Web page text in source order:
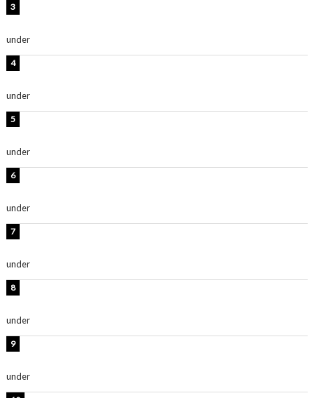
under
under
under
under
under
under
under